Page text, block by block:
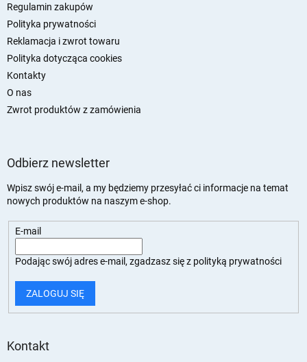
Regulamin zakupów
Polityka prywatności
Reklamacja i zwrot towaru
Polityka dotycząca cookies
Kontakty
O nas
Zwrot produktów z zamówienia
Odbierz newsletter
Wpisz swój e-mail, a my będziemy przesyłać ci informacje na temat
nowych produktów na naszym e-shop.
E-mail
Podając swój adres e-mail, zgadzasz się z polityką prywatności
ZALOGUJ SIĘ
Kontakt